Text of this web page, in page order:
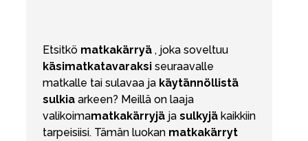
Etsitkö matkakärryä , joka soveltuu
käsimatkatavaraksi seuraavalle
matkalle tai sulavaa ja käytännöllistä
sulkia arkeen? Meillä on laaja
valikoimamatkakärryjä ja sulkyjä kaikkiin
tarpeisiisi. Tämän luokan matkakärryt